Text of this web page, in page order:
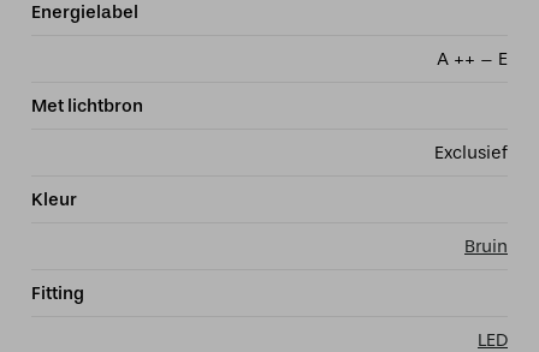
Energielabel
A ++ – E
Met lichtbron
Exclusief
Kleur
Bruin
Fitting
LED